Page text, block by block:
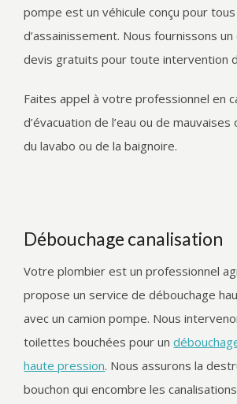
pompe est un véhicule conçu pour
d’assainissement. Nous fournissons
devis gratuits pour toute intervention
Faites appel à votre professionnel en
d’évacuation de l’eau ou de
du lavabo ou de la baignoire.
Débouchage canalisation
Votre plombier est un professionnel
propose un service de débouchage
avec un camion pompe. Nous
toilettes bouchées pour un
haute pression. Nous assurons la
bouchon qui encombre les